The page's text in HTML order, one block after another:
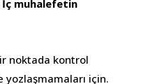
İç muhalefetin
noktada kontrol
için.